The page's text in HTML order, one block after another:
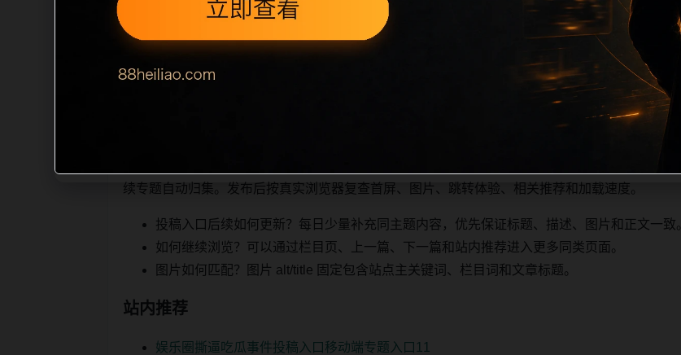
读、移动端打开时图片和摘要是否一致。每次新增内容后同步检查标题、description、
索引擎理解，也能让真实用户
顺着栏目继续浏览。同站连续更新时避免重复标题和重复首段，优先补充不同关键词、不同栏
续专题自动归集。发布后按真实浏览器复查首屏、图片、跳转体验、相关推荐和加载速度。
投稿入口后续如何更新？每日少量补充同主题内容，优先保证标题、描述、图片和正文一致
如何继续浏览？可以通过栏目页、上一篇、下一篇和站内推荐进入更多同类页面。
图片如何匹配？图片 alt/title 固定包含站点主关键词、栏目词和文章标题。
站内推荐
娱乐圈撕逼吃瓜事件投稿入口移动端专题入口11